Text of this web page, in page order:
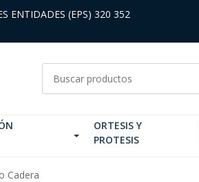
ENTIDADES (EPS) 320 352
ORTESIS Y
PROTESIS
Cadera